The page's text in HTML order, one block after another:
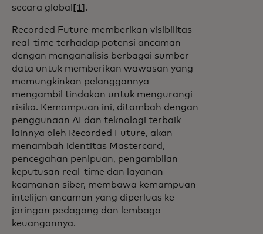
secara global [1].
Recorded Future memberikan visibilitas
real-time terhadap potensi ancaman
dengan menganalisis berbagai sumber
data untuk memberikan wawasan yang
memungkinkan pelanggannya
mengambil tindakan untuk mengurangi
risiko. Kemampuan ini, ditambah dengan
penggunaan AI dan teknologi terbaik
lainnya oleh Recorded Future, akan
menambah identitas Mastercard,
pencegahan penipuan, pengambilan
keputusan real-time dan layanan
keamanan siber, membawa kemampuan
intelijen ancaman yang diperluas ke
jaringan pedagang dan lembaga
keuangannya.